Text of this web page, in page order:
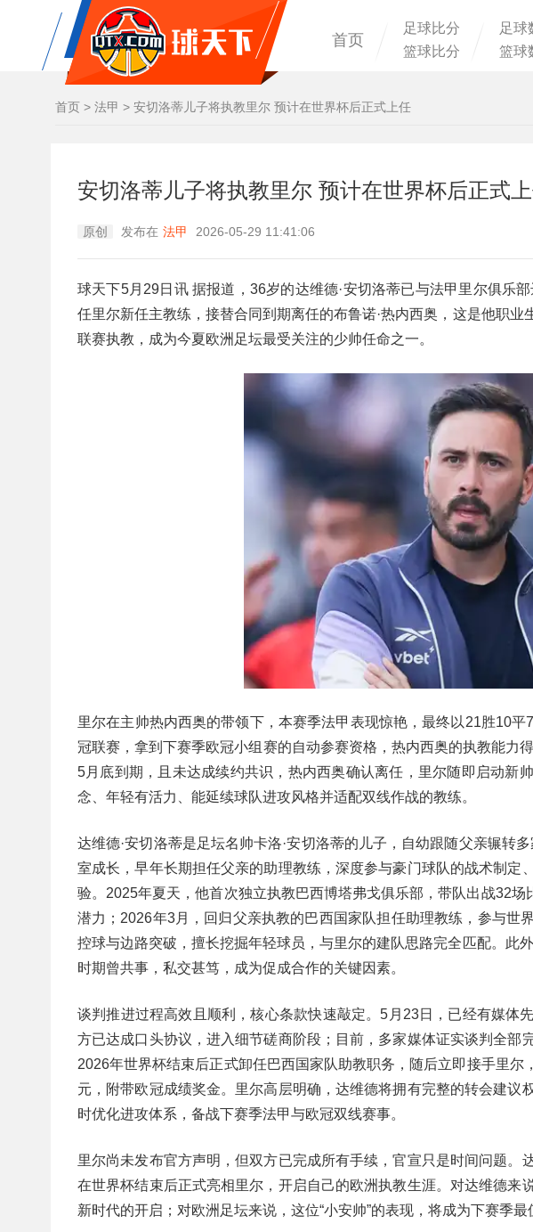
首页
足球比分
篮球比分
足球
篮球
首页 > 法甲 > 安切洛蒂儿子将执教里尔 预计在世界杯后正式上任
安切洛蒂儿子将执教里尔 预计在世界杯后正式
原创 发布在 法甲 2026-05-29 11:41:06
球天下5月29日讯 据报道，36岁的达维德·安切洛蒂已与法甲里尔俱乐
任里尔新任主教练，接替合同到期离任的布鲁诺·热内西奥，这是他职
联赛执教，成为今夏欧洲足坛最受关注的少帅任命之一。
里尔在主帅热内西奥的带领下，本赛季法甲表现惊艳，最终以21胜10
冠联赛，拿到下赛季欧冠小组赛的自动参赛资格，热内西奥的执教能力
5月底到期，且未达成续约共识，热内西奥确认离任，里尔随即启动新
念、年轻有活力、能延续球队进攻风格并适配双线作战的教练。
达维德·安切洛蒂是足坛名帅卡洛·安切洛蒂的儿子，自幼跟随父亲辗转
室成长，早年长期担任父亲的助理教练，深度参与豪门球队的战术制定
验。2025年夏天，他首次独立执教巴西博塔弗戈俱乐部，带队出战32
潜力；2026年3月，回归父亲执教的巴西国家队担任助理教练，参与世
控球与边路突破，擅长挖掘年轻球员，与里尔的建队思路完全匹配。此
时期曾共事，私交甚笃，成为促成合作的关键因素。
谈判推进过程高效且顺利，核心条款快速敲定。5月23日，已经有媒体
方已达成口头协议，进入细节磋商阶段；目前，多家媒体证实谈判全部
2026年世界杯结束后正式卸任巴西国家队助教职务，随后立即接手里
元，附带欧冠成绩奖金。里尔高层明确，达维德将拥有完整的转会建议
时优化进攻体系，备战下赛季法甲与欧冠双线赛事。
里尔尚未发布官方声明，但双方已完成所有手续，官宣只是时间问题。
在世界杯结束后正式亮相里尔，开启自己的欧洲执教生涯。对达维德来
新时代的开启；对欧洲足坛来说，这位“小安帅”的表现，将成为下赛季最